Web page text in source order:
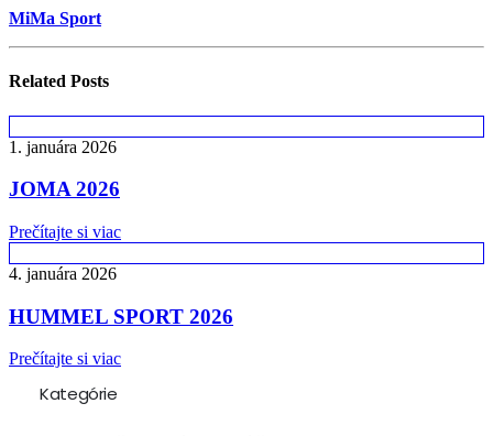
MiMa Sport
Related Posts
1. januára 2026
JOMA 2026
Prečítajte si viac
4. januára 2026
HUMMEL SPORT 2026
Prečítajte si viac
Kategórie